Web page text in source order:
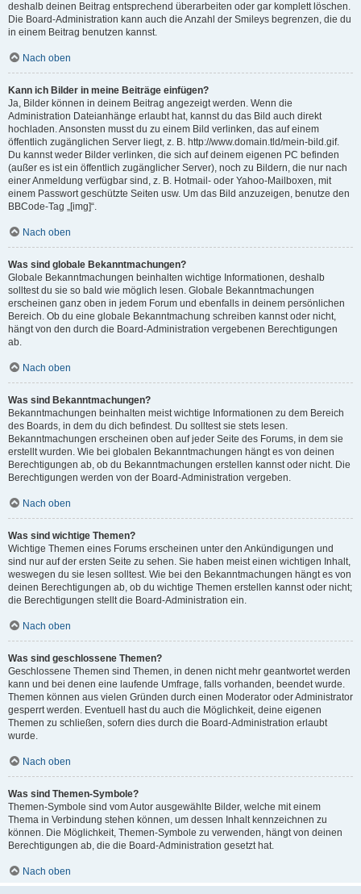
deshalb deinen Beitrag entsprechend überarbeiten oder gar komplett löschen.
Die Board-Administration kann auch die Anzahl der Smileys begrenzen, die du
in einem Beitrag benutzen kannst.
Nach oben
Kann ich Bilder in meine Beiträge einfügen?
Ja, Bilder können in deinem Beitrag angezeigt werden. Wenn die
Administration Dateianhänge erlaubt hat, kannst du das Bild auch direkt
hochladen. Ansonsten musst du zu einem Bild verlinken, das auf einem
öffentlich zugänglichen Server liegt, z. B. http://www.domain.tld/mein-bild.gif.
Du kannst weder Bilder verlinken, die sich auf deinem eigenen PC befinden
(außer es ist ein öffentlich zugänglicher Server), noch zu Bildern, die nur nach
einer Anmeldung verfügbar sind, z. B. Hotmail- oder Yahoo-Mailboxen, mit
einem Passwort geschützte Seiten usw. Um das Bild anzuzeigen, benutze den
BBCode-Tag „[img]“.
Nach oben
Was sind globale Bekanntmachungen?
Globale Bekanntmachungen beinhalten wichtige Informationen, deshalb
solltest du sie so bald wie möglich lesen. Globale Bekanntmachungen
erscheinen ganz oben in jedem Forum und ebenfalls in deinem persönlichen
Bereich. Ob du eine globale Bekanntmachung schreiben kannst oder nicht,
hängt von den durch die Board-Administration vergebenen Berechtigungen
ab.
Nach oben
Was sind Bekanntmachungen?
Bekanntmachungen beinhalten meist wichtige Informationen zu dem Bereich
des Boards, in dem du dich befindest. Du solltest sie stets lesen.
Bekanntmachungen erscheinen oben auf jeder Seite des Forums, in dem sie
erstellt wurden. Wie bei globalen Bekanntmachungen hängt es von deinen
Berechtigungen ab, ob du Bekanntmachungen erstellen kannst oder nicht. Die
Berechtigungen werden von der Board-Administration vergeben.
Nach oben
Was sind wichtige Themen?
Wichtige Themen eines Forums erscheinen unter den Ankündigungen und
sind nur auf der ersten Seite zu sehen. Sie haben meist einen wichtigen Inhalt,
weswegen du sie lesen solltest. Wie bei den Bekanntmachungen hängt es von
deinen Berechtigungen ab, ob du wichtige Themen erstellen kannst oder nicht;
die Berechtigungen stellt die Board-Administration ein.
Nach oben
Was sind geschlossene Themen?
Geschlossene Themen sind Themen, in denen nicht mehr geantwortet werden
kann und bei denen eine laufende Umfrage, falls vorhanden, beendet wurde.
Themen können aus vielen Gründen durch einen Moderator oder Administrator
gesperrt werden. Eventuell hast du auch die Möglichkeit, deine eigenen
Themen zu schließen, sofern dies durch die Board-Administration erlaubt
wurde.
Nach oben
Was sind Themen-Symbole?
Themen-Symbole sind vom Autor ausgewählte Bilder, welche mit einem
Thema in Verbindung stehen können, um dessen Inhalt kennzeichnen zu
können. Die Möglichkeit, Themen-Symbole zu verwenden, hängt von deinen
Berechtigungen ab, die die Board-Administration gesetzt hat.
Nach oben